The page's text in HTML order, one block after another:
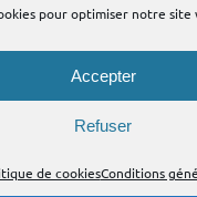
pour optimiser notre
Accepter
Refuser
de cookiesConditions
RENDU DU TRAIL